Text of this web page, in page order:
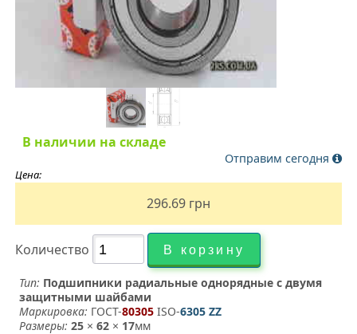
В наличии на складе
Отправим сегодня
Цена:
296.69 грн
Количество
Тип: Подшипники радиальные однорядные с двумя
защитными шайбами
Маркировка: ГОСТ-80305 ­ ISO-6305 ZZ
Размеры: 25 ×62 × 17мм